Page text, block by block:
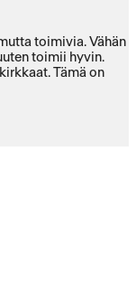
kuitenkaan
toimivia. Vähän
toimii hyvin.
Tämä on